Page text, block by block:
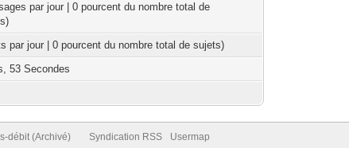
par jour | 0 pourcent du nombre total de
par jour | 0 pourcent du nombre total de sujets)
53 Secondes
débit (Archivé) Syndication RSS Usermap